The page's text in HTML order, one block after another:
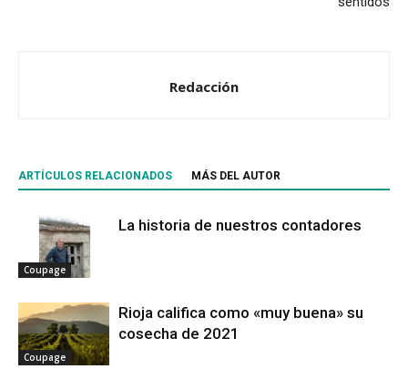
Redacción
ARTÍCULOS RELACIONADOS MÁS DEL AUTOR
Coupage
La historia de nuestros contadores
Coupage
Rioja califica como «muy buena» su
cosecha de 2021